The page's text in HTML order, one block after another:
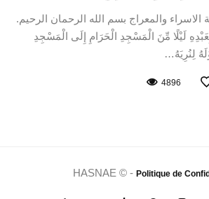
والمعراج بسم الله الرحمان الرحيم.
لَيْلًا مِّنَ الْمَسْجِدِ الْحَرَامِ إِلَى الْمَسْجِدِ
لِنُرِيَهُ…
4896
HASNAE © - Politique de